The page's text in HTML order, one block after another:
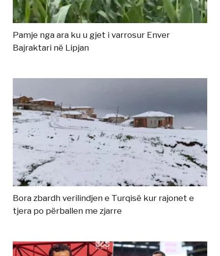
Pamje nga ara ku u gjet i varrosur Enver
Bajraktari në Lipjan
Bora zbardh verilindjen e Turqisë kur rajonet e
tjera po përballen me zjarre